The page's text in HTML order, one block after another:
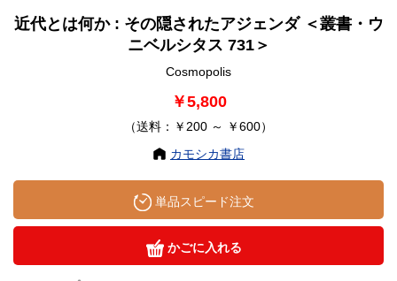
近代とは何か : その隠されたアジェンダ ＜叢書・ウ
ニベルシタス 731＞
Cosmopolis
￥5,800
（送料：￥200 ～ ￥600）
カモシカ書店
単品スピード注文
かごに入れる